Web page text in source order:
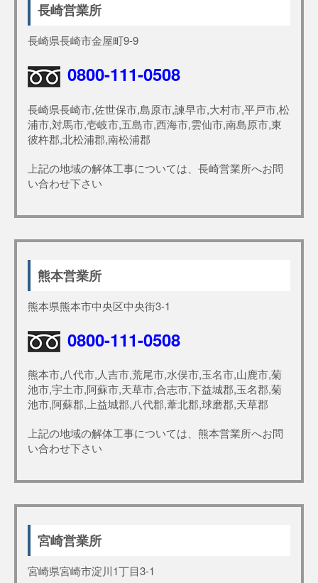
長崎営業所
長崎県長崎市金屋町9-9
0800-111-0508
長崎県長崎市,佐世保市,島原市,諫早市,大村市,平戸市,松
浦市,対馬市,壱岐市,五島市,西海市,雲仙市,南島原市,東
彼杵郡,北松浦郡,南松浦郡
上記の地域の解体工事については、長崎営業所へお問
い合わせ下さい
熊本営業所
熊本県熊本市中央区中央街3-1
0800-111-0508
熊本市,八代市,人吉市,荒尾市,水俣市,玉名市,山鹿市,菊
池市,宇土市,阿蘇市,天草市,合志市,下益城郡,玉名郡,菊
池市,阿蘇郡,上益城郡,八代郡,葦北郡,球磨郡,天草郡
上記の地域の解体工事については、熊本営業所へお問
い合わせ下さい
宮崎営業所
宮崎県宮崎市淀川1丁目3-1